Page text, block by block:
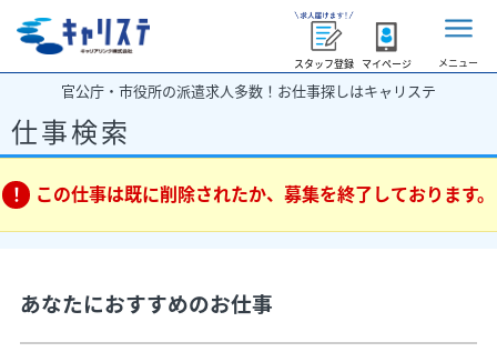
スタッフ登録 マイページ メニュー
官公庁・市役所の派遣求人多数！お仕事探しはキャリステ
仕事検索
この仕事は既に削除されたか、募集を終了しております。
あなたにおすすめのお仕事